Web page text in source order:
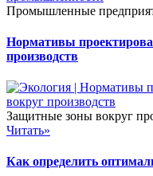
Промышленные
Нормативы
производств
Защитные зоны вокруг
Читать»
Как определить